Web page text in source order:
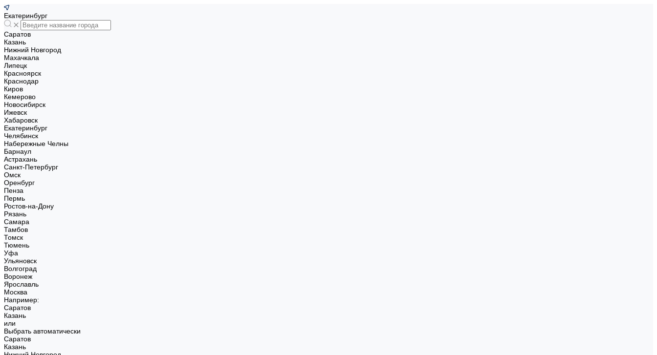
Екатеринбург
Саратов
Казань
Нижний Новгород
Махачкала
Липецк
Красноярск
Краснодар
Киров
Кемерово
Новосибирск
Ижевск
Хабаровск
Екатеринбург
Челябинск
Набережные Челны
Барнаул
Астрахань
Санкт-Петербург
Омск
Оренбург
Пенза
Пермь
Ростов-на-Дону
Рязань
Самара
Тамбов
Томск
Тюмень
Уфа
Ульяновск
Волгоград
Воронеж
Ярославль
Москва
Например:
Саратов
Казань
или
Выбрать автоматически
Саратов
Казань